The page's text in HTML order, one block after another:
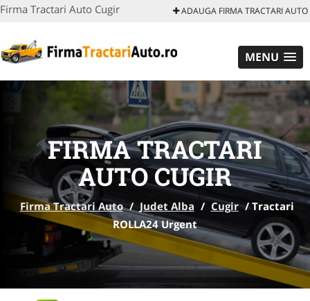
Firma Tractari Auto Cugir ADAUGA FIRMA TRACTARI AUTO
MENU
FIRMA TRACTARI
AUTO CUGIR
Firma Tractari Auto / Judet Alba / Cugir /Tractari
ROLLA24 Urgent